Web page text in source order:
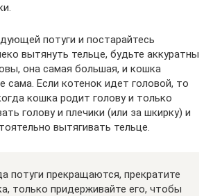
потуги и постарайтесь
вытянуть тельце, будьте аккуратны
она самая большая, и кошка
сама. Если котенок идет головой, то
кошка родит голову и только
голову и плечики (или за шкирку) и
вытягивать тельце.
потуги прекращаются, прекратите
только придерживайте его, чтобы